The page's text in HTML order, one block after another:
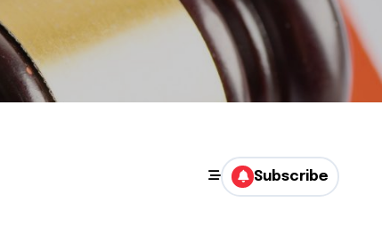
Subscribe